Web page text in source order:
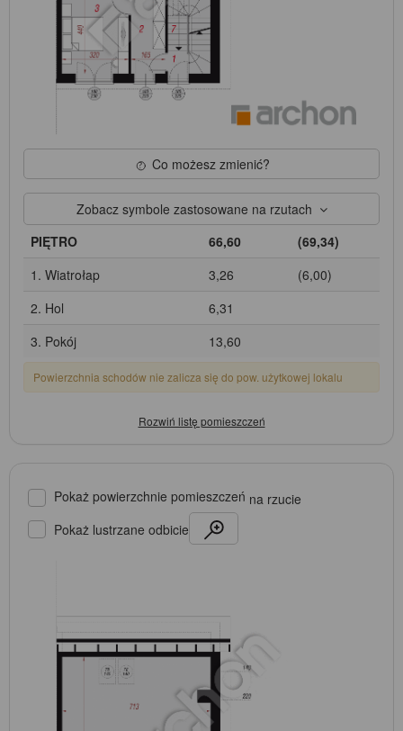
Co możesz zmienić?
Zobacz symbole zastosowane na rzutach
PIĘTRO
66,60
(69,34)
1. Wiatrołap
3,26
(6,00)
2. Hol
6,31
3. Pokój
13,60
Powierzchnia schodów nie zalicza się do pow. użytkowej lokalu
Pokaż powierzchnie pomieszczeń na rzucie
Pokaż lustrzane odbicie